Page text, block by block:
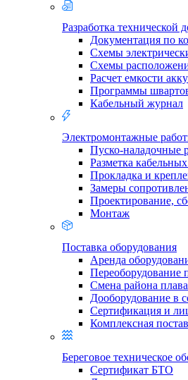
Разработка
Документация по
Схемы
Схемы
Расчет емкости
Программы
Кабельный журнал
Электромонтажные
Пуско-наладочные
Разметка кабельных
Прокладка и
Замеры
Проектирование,
Монтаж
Поставка оборудования
Аренда
Переоборудование
Смена района
Дооборудование в
Сертификация и
Комплексная
Береговое техническое
Сертификат БТО